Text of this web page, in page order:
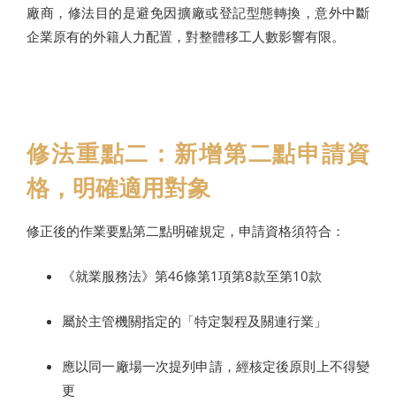
廠商，修法目的是避免因擴廠或登記型態轉換，意外中斷
企業原有的外籍人力配置，對整體移工人數影響有限。
修法重點二：新增第二點申請資
格，明確適用對象
修正後的作業要點第二點明確規定，申請資格須符合：
《就業服務法》第46條第1項第8款至第10款
屬於主管機關指定的「特定製程及關連行業」
應以同一廠場一次提列申請，經核定後原則上不得變
更